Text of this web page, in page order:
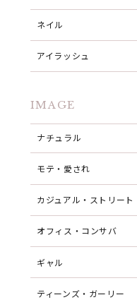
ネイル
アイラッシュ
IMAGE
ナチュラル
モテ・愛され
カジュアル・ストリート
オフィス・コンサバ
ギャル
ティーンズ・ガーリー